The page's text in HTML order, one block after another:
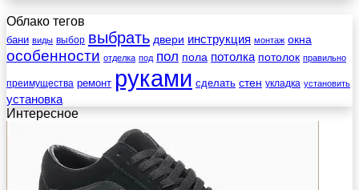
Облако тегов
бани виды выбор выбрать двери инструкция монтаж окна
особенности отделка под пол пола потолка потолок правильно
преимущества ремонт руками сделать стен укладка установить
установка
Интересное